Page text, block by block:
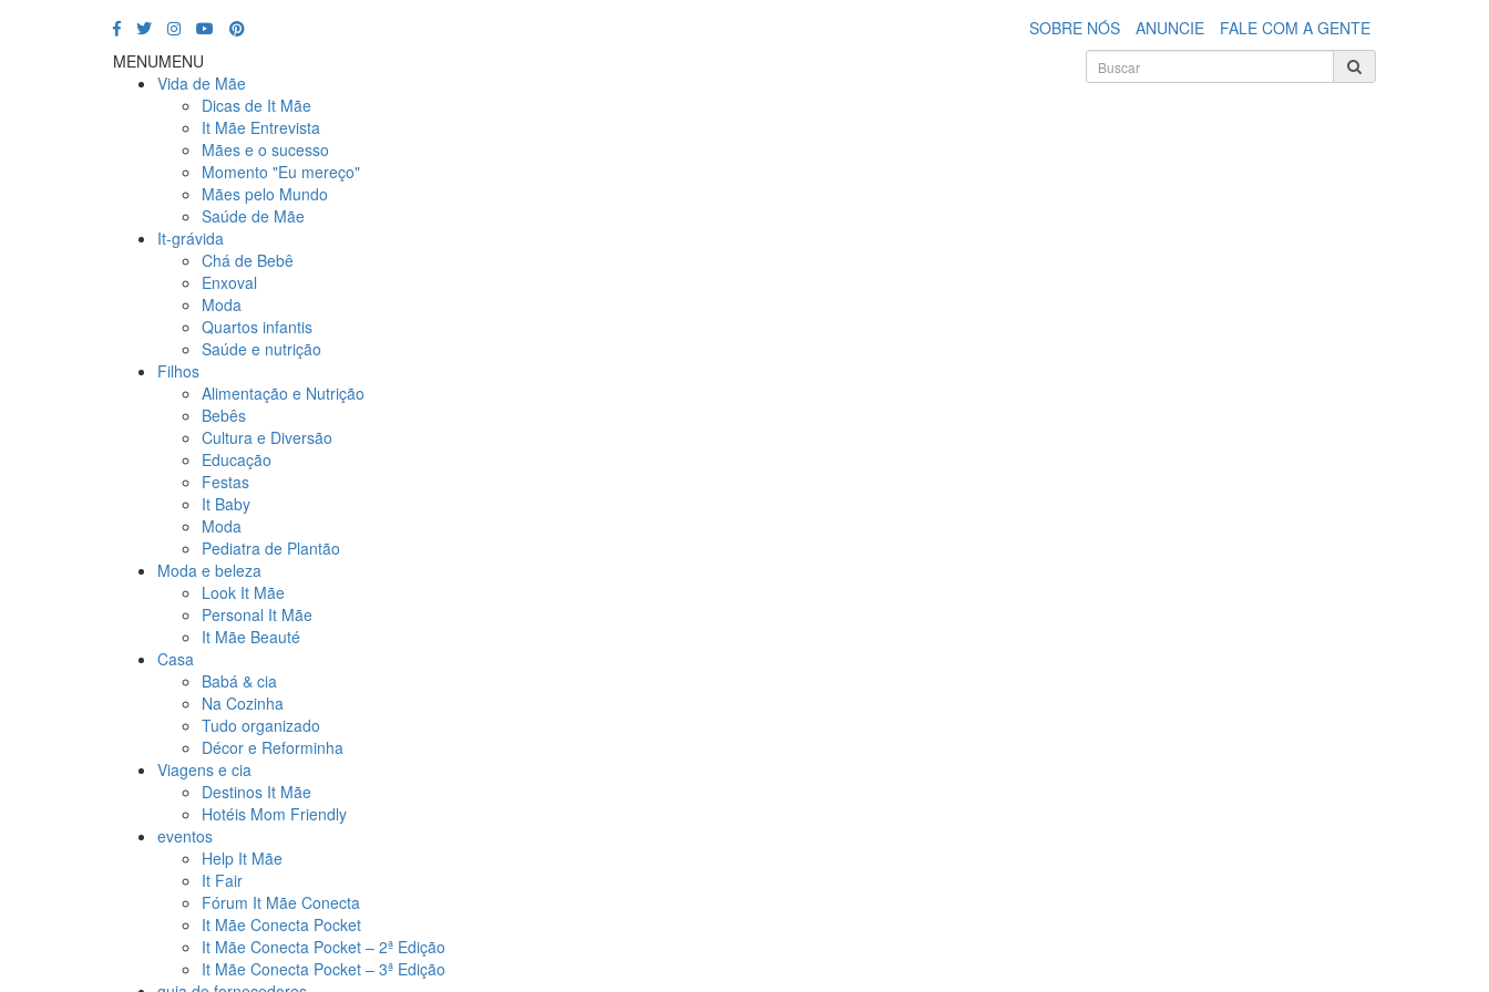
SOBRE NÓS ANUNCIE
FALE COM A GENTE
MENUMENU
Vida de Mãe
Dicas de It Mãe
It Mãe Entrevista
Mães e o sucesso
Momento "Eu mereço"
Mães pelo Mundo
Saúde de Mãe
It-grávida
Chá de Bebê
Enxoval
Moda
Quartos infantis
Saúde e nutrição
Filhos
Alimentação e Nutrição
Bebês
Cultura e Diversão
Educação
Festas
It Baby
Moda
Pediatra de Plantão
Moda e beleza
Look It Mãe
Personal It Mãe
It Mãe Beauté
Casa
Babá & cia
Na Cozinha
Tudo organizado
Décor e Reforminha
Viagens e cia
Destinos It Mãe
Hotéis Mom Friendly
eventos
Help It Mãe
It Fair
Fórum It Mãe Conecta
It Mãe Conecta Pocket
It Mãe Conecta Pocket – 2ª Edição
It Mãe Conecta Pocket – 3ª Edição